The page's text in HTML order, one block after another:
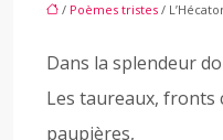
/ Poèmes tristes /
Dans la splendeur
Les taureaux, fronts
paupières,